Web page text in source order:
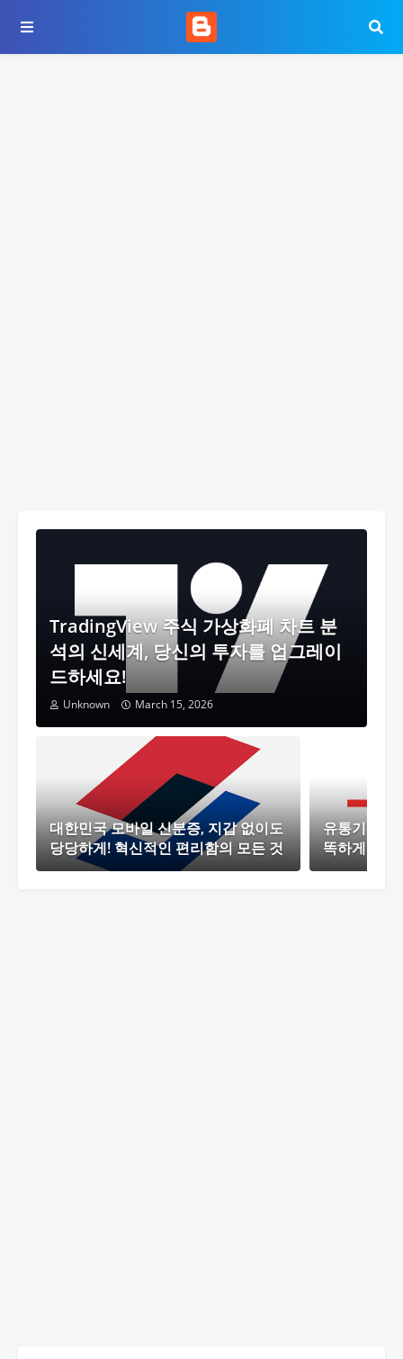
TradingView 주식 가상화폐 차트 분
석의 신세계, 당신의 투자를 업그레이
드하세요!
Unknown March 15, 2026
대한민국 모바일 신분증, 지갑 없이도
당당하게! 혁신적인 편리함의 모든 것
유통기한 관
똑하게 해결